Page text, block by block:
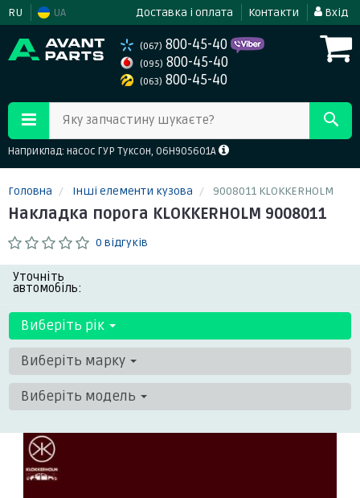
RU UA Доставка і оплата Контакти Вхід
(067) 800-45-40
(095) 800-45-40
(063) 800-45-40
Яку запчастину шукаєте?
Наприклад: насос ГУР Туксон, 06H905601A
Головна Інші елементи кузова 9008011 KLOKKERHOLM
Накладка порога KLOKKERHOLM 9008011
0 відгуків
Уточніть
автомобіль:
Виберіть рік
Виберіть марку
Виберіть модель